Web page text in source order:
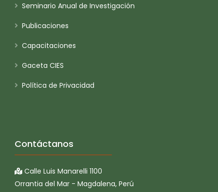
Seminario Anual de Investigación
Publicaciones
Capacitaciones
Gaceta CIES
Política de Privacidad
Contáctanos
Calle Luis Manarelli 1100
Orrantia del Mar - Magdalena, Perú